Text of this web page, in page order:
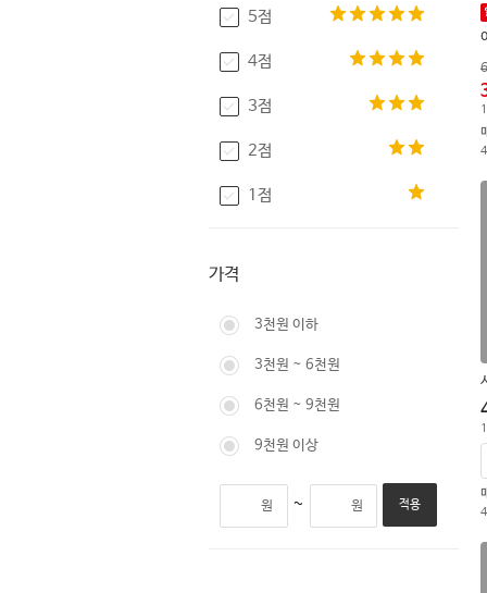
5점
4점
3점
2점
1점
가격
3천원 이하
3천원 ~ 6천원
6천원 ~ 9천원
9천원 이상
원 ~ 원 적용